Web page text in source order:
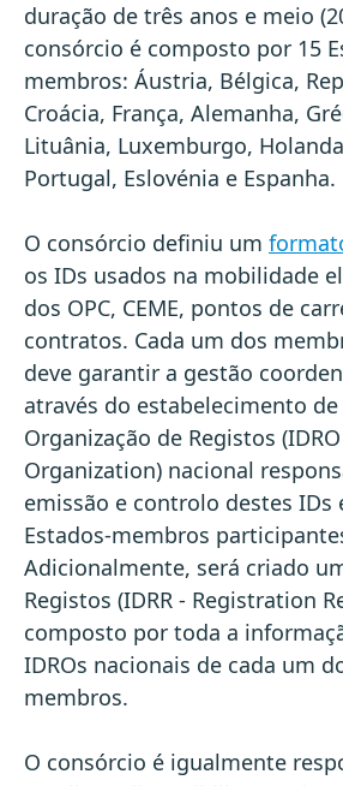
duração de três anos e meio
consórcio é composto por 15
membros: Áustria, Bélgica,
Croácia, França, Alemanha,
Lituânia, Luxemburgo,
Portugal, Eslovénia e Espanha.
O consórcio definiu um
os IDs usados na mobilidade
dos OPC, CEME, pontos de
contratos. Cada um dos
deve garantir a gestão
através do estabelecimento
Organização de Registos
Organization) nacional
emissão e controlo destes IDs
Estados-membros
Adicionalmente, será criado
Registos (IDRR - Registration
composto por toda a
IDROs nacionais de cada um
membros.
O consórcio é igualmente